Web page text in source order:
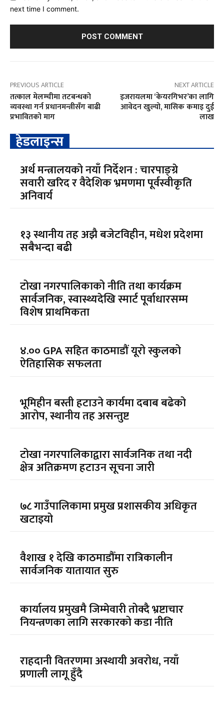
next time I comment.
PREVIOUS ARTICLE
तत्काल मेलम्चीमा तटबन्धको
व्यवस्था गर्न प्रधानमन्त्रीसँग बाढी
प्रभावितको माग
NEXT ARTICLE
इजरायलमा ‘केयरगिभर’का लागि
आवेदन खुल्यो, मासिक कमाइ दुई
लाख
हेडलाइन्स
अर्थ मन्त्रालयको नयाँ निर्देशन : चारपाङ्ग्रे
सवारी खरिद र वैदेशिक भ्रमणमा पूर्वस्वीकृति
अनिवार्य
१३ स्थानीय तह अझै बजेटविहीन, मधेश प्रदेशमा
सबैभन्दा बढी
टोखा नगरपालिकाको नीति तथा कार्यक्रम
सार्वजनिक, स्वास्थ्यदेखि स्मार्ट पूर्वाधारसम्म
विशेष प्राथमिकता
४.०० GPA सहित काठमाडौं यूरो स्कुलको
ऐतिहासिक सफलता
भूमिहीन बस्ती हटाउने कार्यमा दबाब बढेको
आरोप, स्थानीय तह असन्तुष्ट
टोखा नगरपालिकाद्वारा सार्वजनिक तथा नदी
क्षेत्र अतिक्रमण हटाउन सूचना जारी
७८ गाउँपालिकामा प्रमुख प्रशासकीय अधिकृत
खटाइयो
वैशाख १ देखि काठमाडौँमा रात्रिकालीन
सार्वजनिक यातायात सुरु
कार्यालय प्रमुखमै जिम्मेवारी तोक्दै भ्रष्टाचार
नियन्त्रणका लागि सरकारको कडा नीति
राहदानी वितरणमा अस्थायी अवरोध, नयाँ
प्रणाली लागू हुँदै